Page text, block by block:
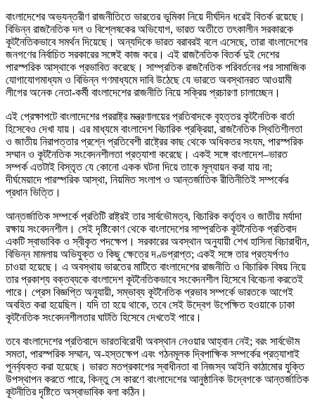
বাংলাদেশের অভ্যন্তরীণ রাজনীতিতে ভারতের ভূমিকা নিয়ে দীর্ঘদিন ধরেই বিতর্ক রয়েছে।
বিভিন্ন রাজনৈতিক দল ও বিশ্লেষকের অভিযোগ, ভারত অতীতে তৎকালীন সরকারকে
কূটনৈতিকভাবে সমর্থন দিয়েছে। অন্যদিকে ভারত বরাবরই বলে এসেছে, তারা বাংলাদেশের
জনগণের নির্বাচিত সরকারের সঙ্গেই কাজ করে। এই রাজনৈতিক বিতর্ক দুই দেশের
পারস্পরিক আস্থাকে প্রভাবিত করেছে। সাম্প্রতিক রাজনৈতিক পরিবর্তনের পর সামাজিক
যোগাযোগমাধ্যম ও বিভিন্ন গণমাধ্যমে দাবি উঠেছে যে ভারতে অবস্থানরত আওয়ামী
লীগের অনেক নেতা-কর্মী বাংলাদেশের রাজনীতি নিয়ে সক্রিয় প্রচারণা চালাচ্ছেন।
এই প্রেক্ষাপটে বাংলাদেশের পররাষ্ট্র মন্ত্রণালয়ের প্রতিবাদকে বৃহত্তর কূটনৈতিক বার্তা
হিসেবেও দেখা যায়। এর মাধ্যমে বাংলাদেশ বিচারিক প্রক্রিয়া, রাজনৈতিক স্থিতিশীলতা
ও জাতীয় নিরাপত্তার প্রশ্নে প্রতিবেশী রাষ্ট্রের কাছ থেকে অধিকতর সংযম, পারস্পরিক
সম্মান ও কূটনৈতিক সংবেদনশীলতা প্রত্যাশা করেছে। একই সঙ্গে বাংলাদেশ–ভারত
সম্পর্ক এতটাই বিস্তৃত যে কোনো একক ঘটনা দিয়ে তাকে মূল্যায়ন করা যায় না;
দীর্ঘমেয়াদে পারস্পরিক আস্থা, নিয়মিত সংলাপ ও আন্তর্জাতিক রীতিনীতিই সম্পর্কের
প্রধান ভিত্তি।
আন্তর্জাতিক সম্পর্কে প্রতিটি রাষ্ট্রই তার সার্বভৌমত্ব, বিচারিক কর্তৃত্ব ও জাতীয় মর্যাদা
রক্ষায় সংবেদনশীল। সেই দৃষ্টিকোণ থেকে বাংলাদেশের সাম্প্রতিক কূটনৈতিক প্রতিবাদ
একটি স্বাভাবিক ও স্বীকৃত পদক্ষেপ। সরকারের অবস্থান অনুযায়ী শেখ হাসিনা বিচারাধীন,
বিভিন্ন মামলায় অভিযুক্ত ও কিছু ক্ষেত্রে দণ্ডপ্রাপ্ত; একই সঙ্গে তার প্রত্যর্পণও
চাওয়া হয়েছে। এ অবস্থায় ভারতের মাটিতে বাংলাদেশের রাজনীতি ও বিচারিক বিষয় নিয়ে
তার প্রকাশ্য বক্তব্যকে বাংলাদেশ কূটনৈতিকভাবে সংবেদনশীল হিসেবে বিবেচনা করতেই
পারে। প্রেস বিজ্ঞপ্তি অনুযায়ী, সম্ভাব্য কূটনৈতিক প্রভাব সম্পর্কে ভারতকে আগেই
অবহিত করা হয়েছিল। যদি তা হয়ে থাকে, তবে সেই উদ্বেগ উপেক্ষিত হওয়াকে ঢাকা
কূটনৈতিক সংবেদনশীলতার ঘাটতি হিসেবে দেখতেই পারে।
তবে বাংলাদেশের প্রতিবাদে ভারতবিরোধী অবস্থান নেওয়ার আহ্বান নেই; বরং সার্বভৌম
সমতা, পারস্পরিক সম্মান, অ-হস্তক্ষেপ এবং গঠনমূলক দ্বিপাক্ষিক সম্পর্কের প্রত্যাশাই
পুনর্ব্যক্ত করা হয়েছে। ভারত মতপ্রকাশের স্বাধীনতা বা নিজস্ব আইনি কাঠামোর যুক্তি
উপস্থাপন করতে পারে, কিন্তু সে কারণে বাংলাদেশের আনুষ্ঠানিক উদ্বেগকে আন্তর্জাতিক
কূটনীতির দৃষ্টিতে অস্বাভাবিক বলা কঠিন।